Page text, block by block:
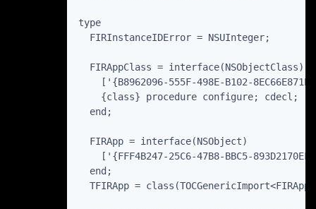
type
  FIRInstanceIDError = NSUInteger;
  FIRAppClass = interface(NSObjectClass)
['{B8962096-555F-498E-B102-
    {class} procedure configure; cdecl;
  end;
  FIRApp = interface(NSObject)
['{FFF4B247-25C6-47B8-BBC5-
  end;
TFIRApp =